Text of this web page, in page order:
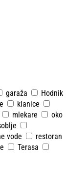
garaža
Hodnik
klanice
mlekare
oko
vode
restoran
Terasa